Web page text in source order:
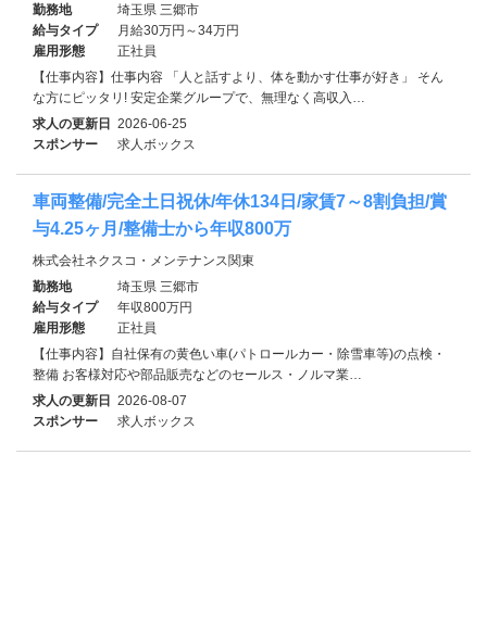
勤務地
埼玉県 三郷市
給与タイプ
月給30万円～34万円
雇用形態
正社員
【仕事内容】仕事内容 「人と話すより、体を動かす仕事が好き」 そん
な方にピッタリ! 安定企業グループで、無理なく高収入…
求人の更新日 2026-06-25
スポンサー
求人ボックス
車両整備/完全土日祝休/年休134日/家賃7～8割負担/賞
与4.25ヶ月/整備士から年収800万
株式会社ネクスコ・メンテナンス関東
勤務地
埼玉県 三郷市
給与タイプ
年収800万円
雇用形態
正社員
【仕事内容】自社保有の黄色い車(パトロールカー・除雪車等)の点検・
整備 お客様対応や部品販売などのセールス・ノルマ業…
求人の更新日 2026-08-07
スポンサー
求人ボックス